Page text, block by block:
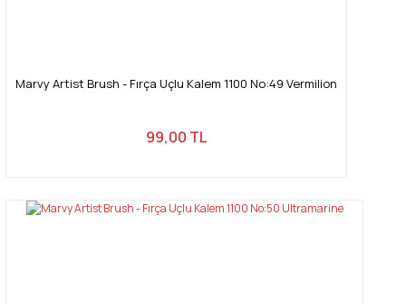
Marvy Artist Brush - Fırça Uçlu Kalem 1100 No:49 Vermilion
99,00 TL